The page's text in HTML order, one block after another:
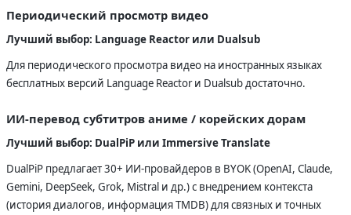
Периодический просмотр видео
Лучший выбор: Language Reactor или Dualsub
Для периодического просмотра видео на иностранных языках
бесплатных версий Language Reactor и Dualsub достаточно.
ИИ-перевод субтитров аниме / корейских дорам
Лучший выбор: DualPiP или Immersive Translate
DualPiP предлагает 30+ ИИ-провайдеров в BYOK (OpenAI, Claude,
Gemini, DeepSeek, Grok, Mistral и др.) с внедрением контекста
(история диалогов, информация TMDB) для связных и точных